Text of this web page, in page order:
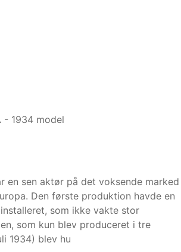
- 1934 model
en sen aktør på det voksende marked
Den første produktion havde en
som ikke vakte stor
som kun blev produceret i tre
1934) blev hu